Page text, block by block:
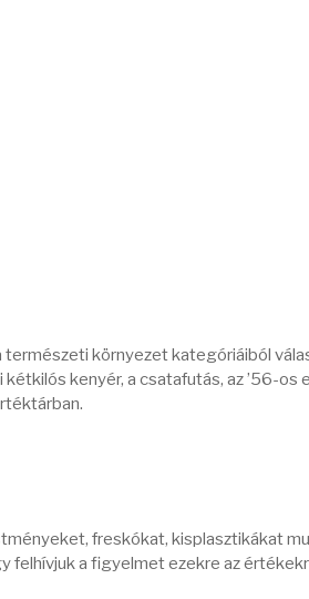
természeti környezet kategóriáiból
kenyér, a csatafutás, az ’56-os
freskókat, kisplasztikákat
felhívjuk a figyelmet ezekre az